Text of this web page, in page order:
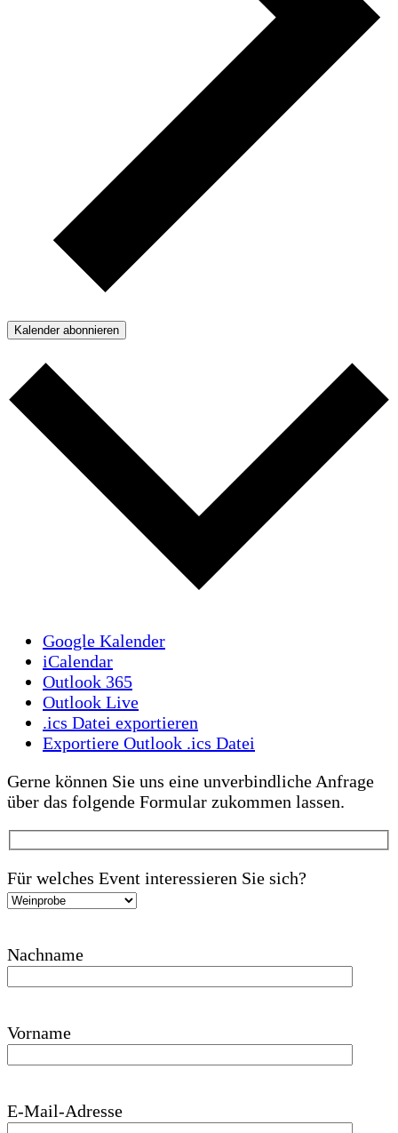
Kalender abonnieren
Google Kalender
iCalendar
Outlook 365
Outlook Live
.ics Datei exportieren
Exportiere Outlook .ics Datei
Gerne können Sie uns eine unverbindliche Anfrage
über das folgende Formular zukommen lassen.
Für welches Event interessieren Sie sich?
Nachname
Vorname
E-Mail-Adresse